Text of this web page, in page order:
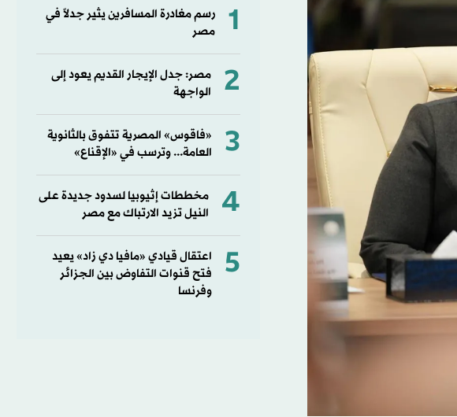
1
رسم مغادرة المسافرين يثير جدلاً في
مصر
2
مصر: جدل الإيجار القديم يعود إلى
الواجهة
3
«فاقوس» المصرية تتفوق بالثانوية
العامة... وترسب في «الإقناع»
4
مخططات إثيوبيا لسدود جديدة على
النيل تزيد الارتباك مع مصر
5
اعتقال قيادي «مافيا دي زاد» يعيد
فتح قنوات التفاوض بين الجزائر
وفرنسا